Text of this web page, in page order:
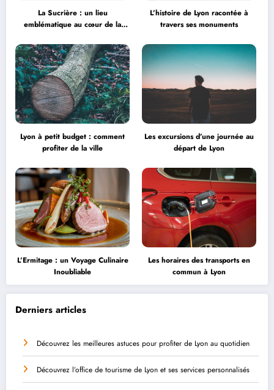
La Sucrière : un lieu
emblématique au cœur de la
L’histoire de Lyon racontée à
travers ses monuments
Lyon à petit budget : comment
profiter de la ville
Les excursions d’une journée au
départ de Lyon
L’Ermitage : un Voyage Culinaire
Inoubliable
Les horaires des transports en
commun à Lyon
Derniers articles
Découvrez les meilleures astuces pour profiter de Lyon au quotidien
Découvrez l’office de tourisme de Lyon et ses services personnalisés